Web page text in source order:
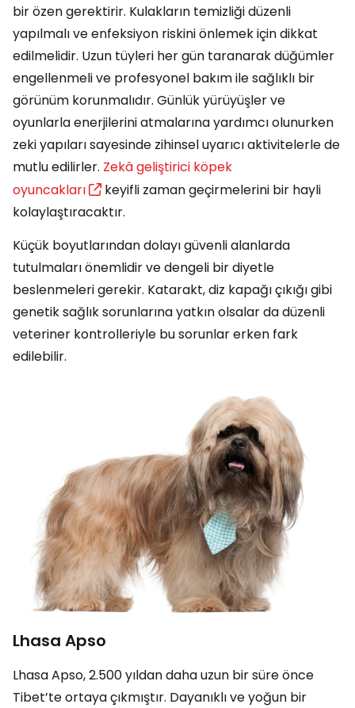
bir özen gerektirir. Kulakların temizliği düzenli
yapılmalı ve enfeksiyon riskini önlemek için dikkat
edilmelidir. Uzun tüyleri her gün taranarak düğümler
engellenmeli ve profesyonel bakım ile sağlıklı bir
görünüm korunmalıdır. Günlük yürüyüşler ve
oyunlarla enerjilerini atmalarına yardımcı olunurken
zeki yapıları sayesinde zihinsel uyarıcı aktivitelerle de
mutlu edilirler. Zekâ geliştirici köpek
oyuncakları
keyifli zaman geçirmelerini bir hayli
kolaylaştıracaktır.
Küçük boyutlarından dolayı güvenli alanlarda
tutulmaları önemlidir ve dengeli bir diyetle
beslenmeleri gerekir. Katarakt, diz kapağı çıkığı gibi
genetik sağlık sorunlarına yatkın olsalar da düzenli
veteriner kontrolleriyle bu sorunlar erken fark
edilebilir.
Lhasa Apso
Lhasa Apso, 2.500 yıldan daha uzun bir süre önce
Tibet’te ortaya çıkmıştır. Dayanıklı ve yoğun bir